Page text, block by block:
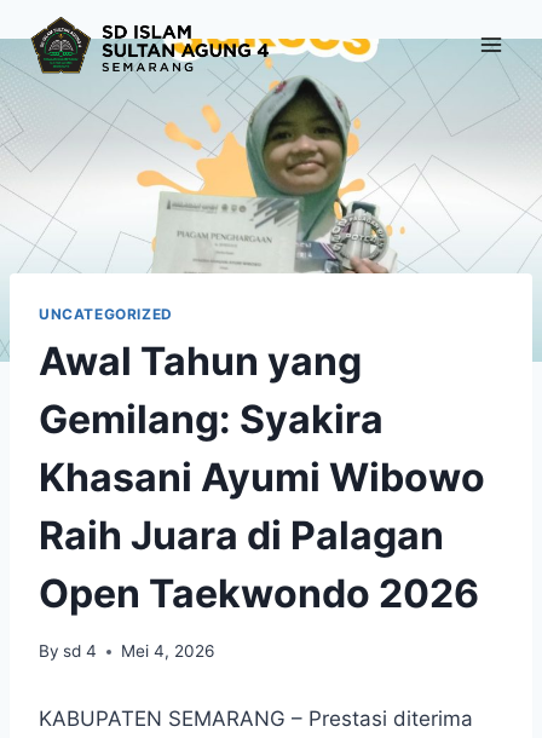
content
UNCATEGORIZED
Awal Tahun yang
Gemilang: Syakira
Khasani Ayumi Wibowo
Raih Juara di Palagan
Open Taekwondo 2026
By sd 4 Mei 4, 2026
KABUPATEN SEMARANG – Prestasi diterima